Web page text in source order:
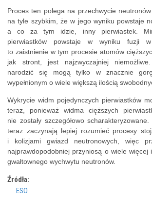
Proces ten polega na przechwycie
na tyle szybkim, że w jego wyniku powstaje
a co za tym idzie, inny pierwiastek.
pierwiastków powstaje w wyniku fuzji
to zaistnienie w tym procesie atomów
jak stront, jest najzwyczajniej
narodzić się mogą tylko w znacznie
wypełnionym o wiele większą ilością
Wykrycie widm pojedynczych pierwiastków
teraz, ponieważ widma cięższych
nie zostały szczegółowo
teraz zaczynają lepiej rozumieć procesy
i kolizjami gwiazd neutronowych, więc
najprawdopodobniej przyniosą o wiele więcej
gwałtownego wychwytu neutronów.
Źródła:
ESO